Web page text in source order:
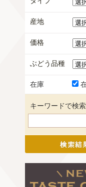
産地
価格
ぶどう品種
在庫
キーワードで検索